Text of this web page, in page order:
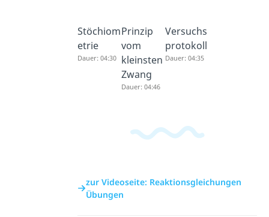
Stöchiom
etrie
Dauer: 04:30
Prinzip
vom
kleinsten
Zwang
Dauer: 04:46
Versuchs
protokoll
Dauer: 04:35
zur Videoseite: Reaktionsgleichungen
Übungen